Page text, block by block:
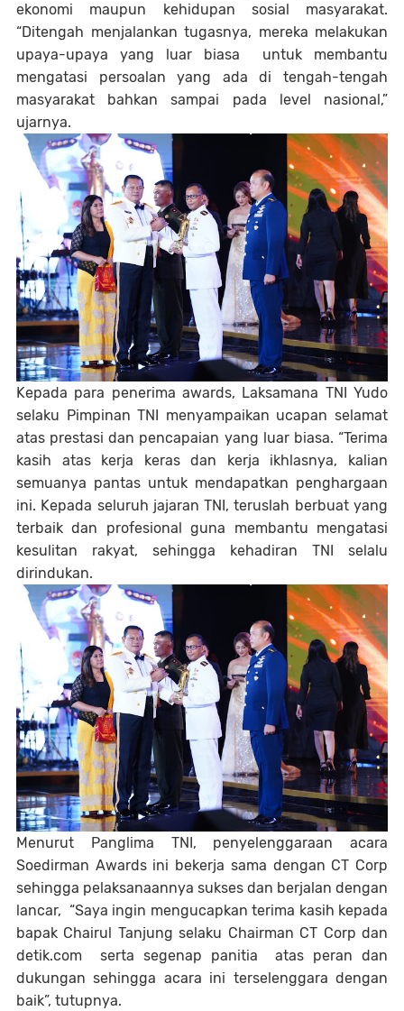
ekonomi maupun kehidupan sosial masyarakat.
“Ditengah menjalankan tugasnya, mereka melakukan
upaya-upaya yang luar biasa untuk membantu
mengatasi persoalan yang ada di tengah-tengah
masyarakat bahkan sampai pada level nasional,”
ujarnya.
Kepada para penerima awards, Laksamana TNI Yudo
selaku Pimpinan TNI menyampaikan ucapan selamat
atas prestasi dan pencapaian yang luar biasa. “Terima
kasih atas kerja keras dan kerja ikhlasnya, kalian
semuanya pantas untuk mendapatkan penghargaan
ini. Kepada seluruh jajaran TNI, teruslah berbuat yang
terbaik dan profesional guna membantu mengatasi
kesulitan rakyat, sehingga kehadiran TNI selalu
dirindukan.
Menurut Panglima TNI, penyelenggaraan acara
Soedirman Awards ini bekerja sama dengan CT Corp
sehingga pelaksanaannya sukses dan berjalan dengan
lancar, “Saya ingin mengucapkan terima kasih kepada
bapak Chairul Tanjung selaku Chairman CT Corp dan
detik.com serta segenap panitia atas peran dan
dukungan sehingga acara ini terselenggara dengan
baik”, tutupnya.